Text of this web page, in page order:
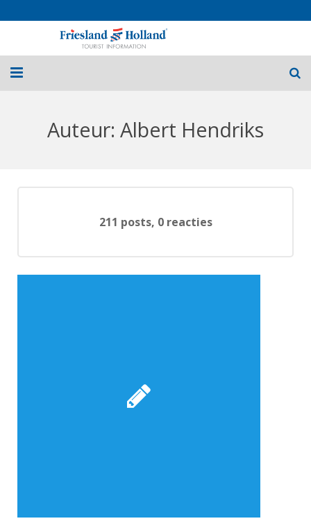
Auteur: Albert Hendriks
211 posts, 0 reacties